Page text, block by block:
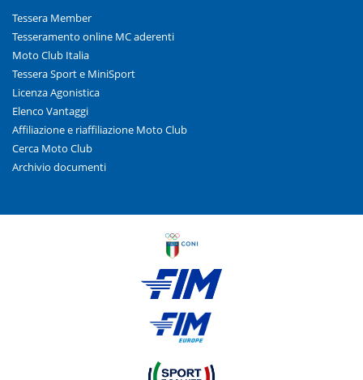
Tessera Member
Tesseramento online MC aderenti
Moto Club Italia
Tessera Sport e MiniSport
Licenza Agonistica
Elenco Vantaggi
Affiliazione e riaffiliazione Moto Club
Cerca Moto Club
Archivio documenti